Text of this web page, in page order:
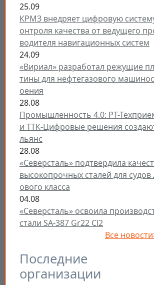
25.09
КРМЗ внедряет цифровую
онтроля качества от ведущего
водителя навигационных систем
24.09
«Вириал» разработал режущие
тины для нефтегазового
оения
28.08
Промышленность 4.0: РТ-
и ТТК-Цифровые решения
льянс
28.08
«Северсталь» подтвердила
высокопрочных сталей для судов
ового класса
04.08
«Северсталь» освоила
стали SA-387 Gr22 Cl2
Все
Последние
организации